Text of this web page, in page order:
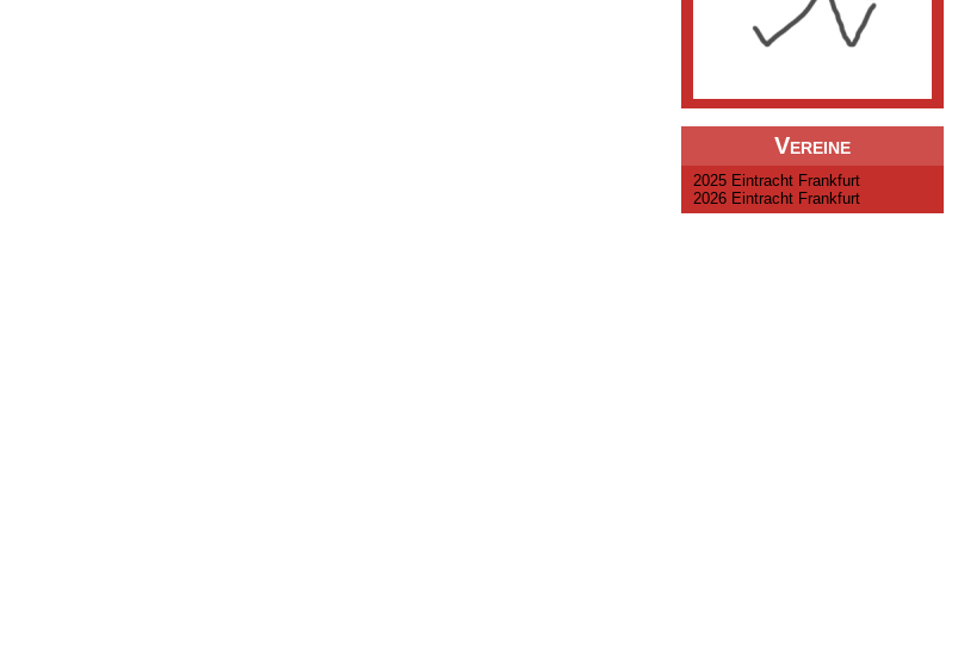
Vereine
2025 Eintracht Frankfurt
2026 Eintracht Frankfurt